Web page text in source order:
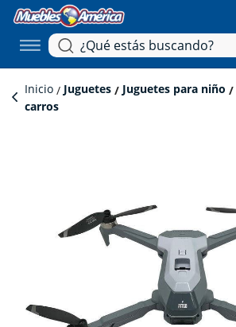
Inicio Juguetes Juguetes para niño
carros